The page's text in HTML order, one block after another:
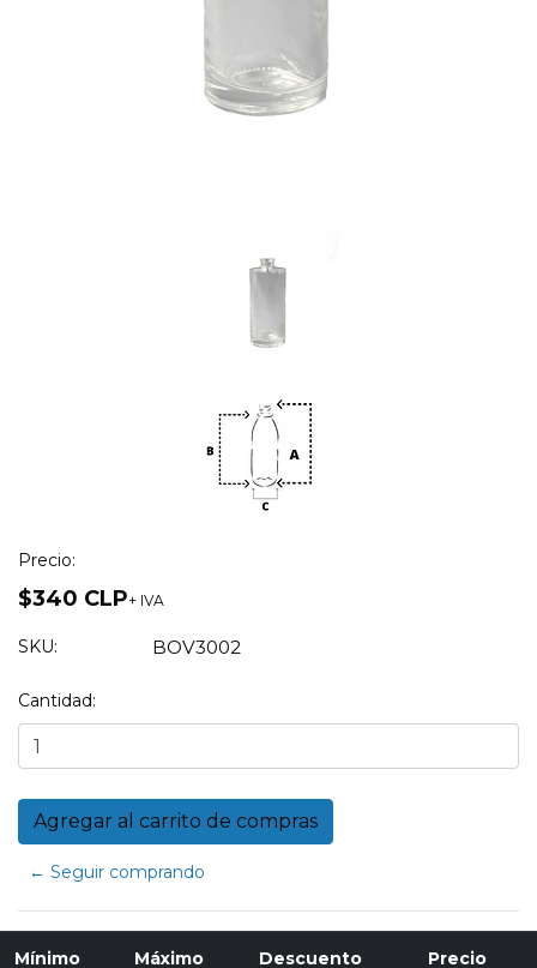
Precio:
$340 CLP+ IVA
SKU: BOV3002
Cantidad:
← Seguir comprando
Mínimo Máximo Descuento Precio